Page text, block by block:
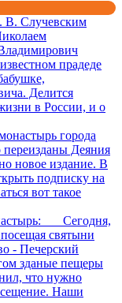
В. Случевским
прадеде
Делится
в России, и о
города
Деяния
новое издание. В
подписку на
вот такое
: Сегодня,
святыни
- Печерский
зданые пещеры
что нужно
Наши